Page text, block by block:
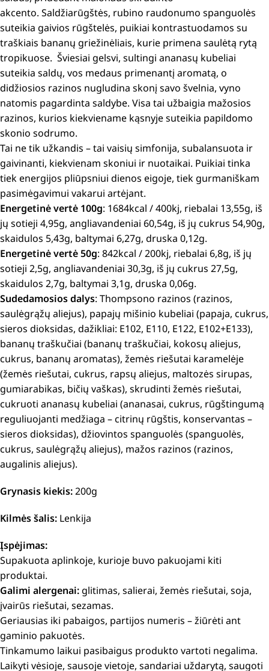
akcento. Saldžiarūgštės, rubino raudonumo spanguolės
suteikia gaivios rūgštelės, puikiai kontrastuodamos su
traškiais bananų griežinėliais, kurie primena saulėtą rytą
tropikuose. Šviesiai gelsvi, sultingi ananasų kubeliai
suteikia saldų, vos medaus primenantį aromatą, o
didžiosios razinos nugludina skonį savo švelnia, vyno
natomis pagardinta saldybe. Visa tai užbaigia mažosios
razinos, kurios kiekviename kąsnyje suteikia papildomo
skonio sodrumo.
Tai ne tik užkandis – tai vaisių simfonija, subalansuota ir
gaivinanti, kiekvienam skoniui ir nuotaikai. Puikiai tinka
tiek energijos pliūpsniui dienos eigoje, tiek gurmaniškam
pasimėgavimui vakarui artėjant.
Energetinė vertė 100g: 1684kcal / 400kj, riebalai 13,55g, iš
jų sotieji 4,95g, angliavandeniai 60,54g, iš jų cukrus 54,90g,
skaidulos 5,43g, baltymai 6,27g, druska 0,12g.
Energetinė vertė 50g: 842kcal / 200kj, riebalai 6,8g, iš jų
sotieji 2,5g, angliavandeniai 30,3g, iš jų cukrus 27,5g,
skaidulos 2,7g, baltymai 3,1g, druska 0,06g.
Sudedamosios dalys: Thompsono razinos (razinos,
saulėgrąžų aliejus), papajų mišinio kubeliai (papaja, cukrus,
sieros dioksidas, dažikliai: E102, E110, E122, E102+E133),
bananų traškučiai (bananų traškučiai, kokosų aliejus,
cukrus, bananų aromatas), žemės riešutai karamelėje
(žemės riešutai, cukrus, rapsų aliejus, maltozės sirupas,
gumiarabikas, bičių vaškas), skrudinti žemės riešutai,
cukruoti ananasų kubeliai (ananasai, cukrus, rūgštingumą
reguliuojanti medžiaga – citrinų rūgštis, konservantas –
sieros dioksidas), džiovintos spanguolės (spanguolės,
cukrus, saulėgrąžų aliejus), mažos razinos (razinos,
augalinis aliejus).
Grynasis kiekis:200g
Kilmės šalis: Lenkija
Įspėjimas:
Supakuota aplinkoje, kurioje buvo pakuojami kiti
produktai.
Galimi alergenai: glitimas, salierai, žemės riešutai, soja,
įvairūs riešutai, sezamas.
Geriausias iki pabaigos, partijos numeris – žiūrėti ant
gaminio pakuotės.
Tinkamumo laikui pasibaigus produkto vartoti negalima.
Laikyti vėsioje, sausoje vietoje, sandariai uždarytą, saugoti